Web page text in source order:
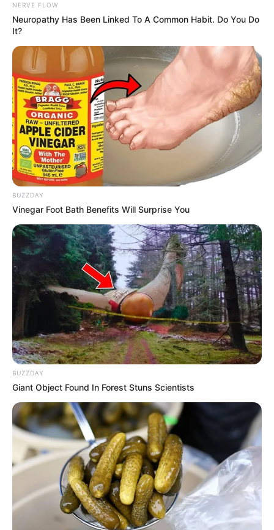
12:55 / 06 Avqust 2026 HÜQUQ
Müstəntiq istənilən şəxsin telefonunu
yoxlaya bilər? –HÜQUQİ AÇIQLAMA
73 0
12:40 / 06 Avqust 2026 KRİMİNAL
“Laçın” ticarət mərkəzindəölüm
64
NERVE FLOW
Neuropathy Has Been Linked To A Common Habit. Do You Do
It?
BUZZDAY
Vinegar Foot Bath Benefits Will Surprise You
BUZZDAY
Giant Object Found In Forest Stuns Scientists